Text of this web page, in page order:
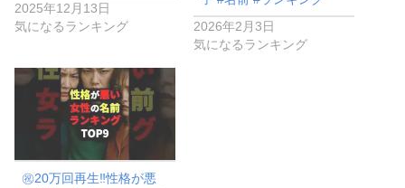
2025年12月13日
気になるランキング
2026年2月3日
気になるランキング
㊗️20万回再生‼︎性格が悪